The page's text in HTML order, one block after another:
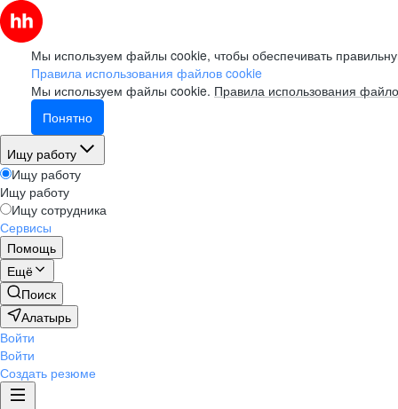
Мы используем файлы cookie, чтобы обеспечивать
Правила использования файлов cookie
Мы используем файлы cookie. Правила использования
Понятно
Ищу работу
Ищу работу
Ищу работу
Ищу сотрудника
Сервисы
Помощь
Ещё
Поиск
Алатырь
Войти
Войти
Создать резюме